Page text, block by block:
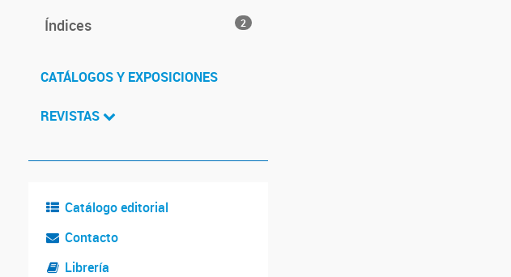
Índices 2
CATÁLOGOS Y EXPOSICIONES
REVISTAS
Catálogo editorial
Contacto
Librería